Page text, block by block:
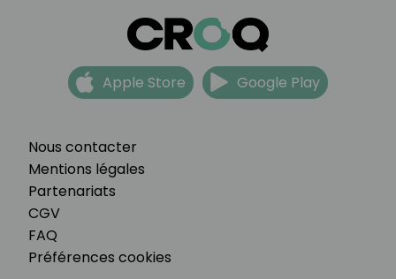
Nous contacter
Mentions légales
Partenariats
CGV
FAQ
Préférences cookies
Apple Store Google Play